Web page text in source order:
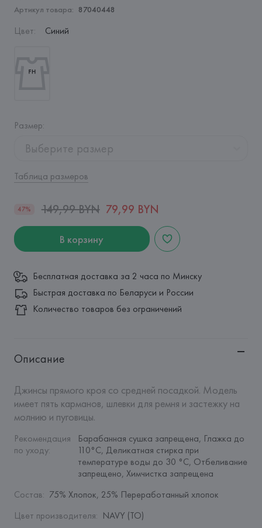
Артикул товара: 87040448
Цвет: Синий
Размер:
Выберите размер
Таблица размеров
47% 149,99 BYN 79,99 BYN
В корзину
Бесплатная доставка за 2 часа по Минску
Быстрая доставка по Беларуси и России
Количество товаров без ограничений
Описание
Джинсы прямого кроя со средней посадкой. Модель
имеет пять карманов, шлевки для ремня и застежку на
молнию и пуговицы.
Рекомендация
по уходу:
Барабанная сушка запрещена, Глажка до
110°C, Деликатная стирка при
температуре воды до 30 °C, Отбеливание
запрещено, Химчистка запрещена
Состав: 75% Хлопок, 25% Переработанный хлопок
Цвет производителя: NAVY (TO)